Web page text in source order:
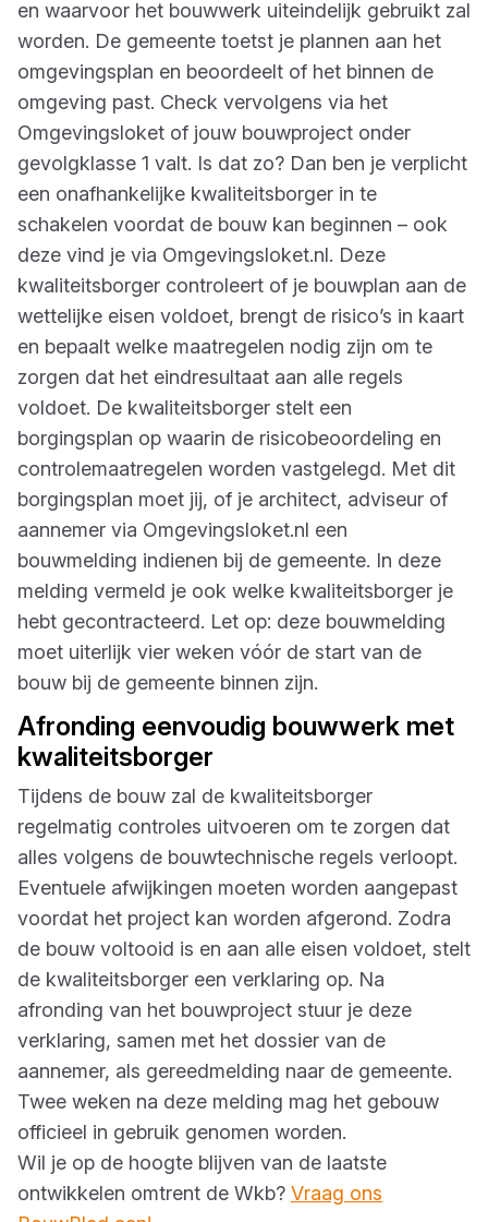
en waarvoor het bouwwerk uiteindelijk gebruikt zal
worden. De gemeente toetst je plannen aan het
omgevingsplan en beoordeelt of het binnen de
omgeving past. Check vervolgens via het
Omgevingsloket of jouw bouwproject onder
gevolgklasse 1 valt. Is dat zo? Dan ben je verplicht
een onafhankelijke kwaliteitsborger in te
schakelen voordat de bouw kan beginnen – ook
deze vind je via Omgevingsloket.nl. Deze
kwaliteitsborger controleert of je bouwplan aan de
wettelijke eisen voldoet, brengt de risico’s in kaart
en bepaalt welke maatregelen nodig zijn om te
zorgen dat het eindresultaat aan alle regels
voldoet. De kwaliteitsborger stelt een
borgingsplan op waarin de risicobeoordeling en
controlemaatregelen worden vastgelegd. Met dit
borgingsplan moet jij, of je architect, adviseur of
aannemer via Omgevingsloket.nl een
bouwmelding indienen bij de gemeente. In deze
melding vermeld je ook welke kwaliteitsborger je
hebt gecontracteerd. Let op: deze bouwmelding
moet uiterlijk vier weken vóór de start van de
bouw bij de gemeente binnen zijn.
Afronding eenvoudig bouwwerk met
kwaliteitsborger
Tijdens de bouw zal de kwaliteitsborger
regelmatig controles uitvoeren om te zorgen dat
alles volgens de bouwtechnische regels verloopt.
Eventuele afwijkingen moeten worden aangepast
voordat het project kan worden afgerond. Zodra
de bouw voltooid is en aan alle eisen voldoet, stelt
de kwaliteitsborger een verklaring op. Na
afronding van het bouwproject stuur je deze
verklaring, samen met het dossier van de
aannemer, als gereedmelding naar de gemeente.
Twee weken na deze melding mag het gebouw
officieel in gebruik genomen worden.
Wil je op de hoogte blijven van de laatste
ontwikkelen omtrent de Wkb? Vraag ons